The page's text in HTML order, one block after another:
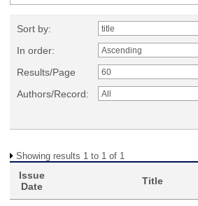
Sort by:
In order:
Results/Page
Authors/Record:
Showing results 1 to 1 of 1
Issue
Date
Title